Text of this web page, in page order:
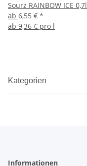
Sourz RAINBOW ICE 0,7l
ab 6,55 € *
ab 9,36 € pro l
Kategorien
Informationen